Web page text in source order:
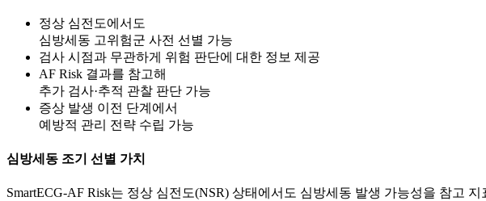
정상 심전도에서도
심방세동 고위험군 사전 선별 가능
검사 시점과 무관하게 위험 판단에 대한 정보 제공
AF Risk 결과를 참고해
추가 검사·추적 관찰 판단 가능
증상 발생 이전 단계에서
예방적 관리 전략 수립 가능
심방세동 조기 선별 가치
SmartECG-AF Risk는 정상 심전도(NSR) 상태에서도 심방세동 발생 가능성을 참고